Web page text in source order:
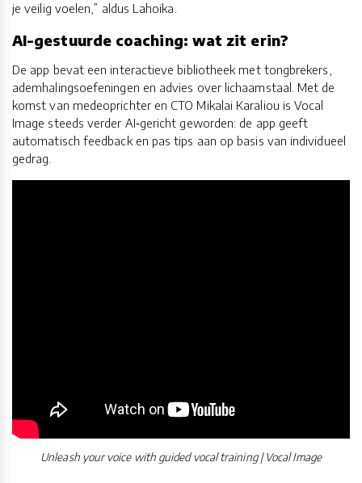
je veilig voelen,” aldus Lahoika.
AI-gestuurde coaching: wat zit erin?
De app bevat een interactieve bibliotheek met tongbrekers,
ademhalingsoefeningen en advies over lichaamstaal. Met de
komst van medeoprichter en CTO Mikalai Karaliou is Vocal
Image steeds verder AI‑gericht geworden: de app geeft
automatisch feedback en pas tips aan op basis van individueel
gedrag.
Unleash your voice with guided vocal training | Vocal Image